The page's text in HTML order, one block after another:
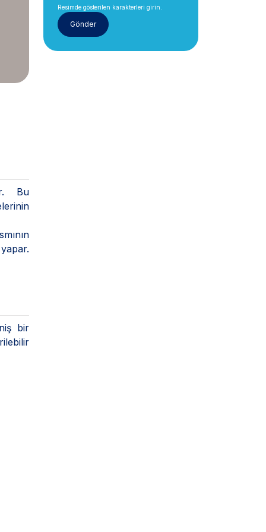
Bu
bir
Resimde gösterilen karakterleri girin.